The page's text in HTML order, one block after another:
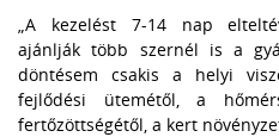
„A kezelést 7-14 nap
ajánlják több szernél is a
döntésem csakis a helyi
fejlődési ütemétől, a
fertőzöttségétől, a kert